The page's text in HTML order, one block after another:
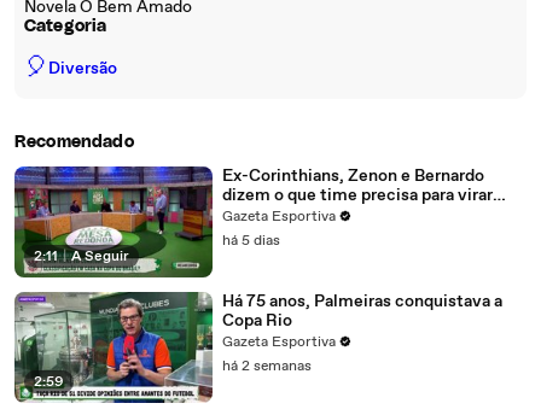
Novela O Bem Amado
Categoria
🎈 Diversão
Recomendado
2:11 | A Seguir
Ex-Corinthians, Zenon e Bernardo
dizem o que time precisa para virar
contra o Inter
Gazeta Esportiva
há 5 dias
2:59
Há 75 anos, Palmeiras conquistava a
Copa Rio
Gazeta Esportiva
há 2 semanas